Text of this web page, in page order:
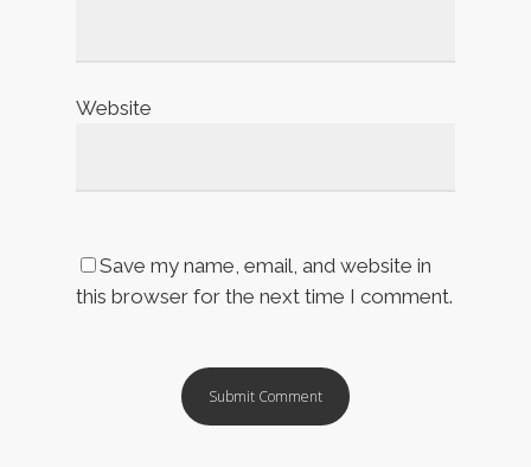
Website
Save my name, email, and website in
this browser for the next time I comment.